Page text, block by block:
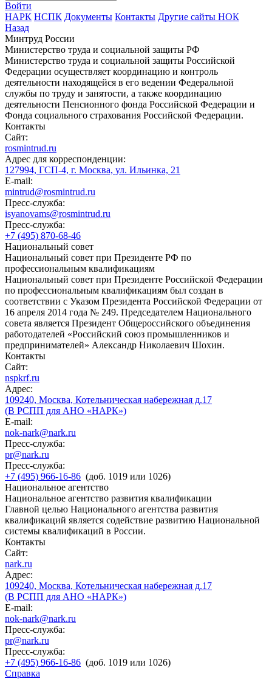
Войти
НАРК НСПК Документы Контакты Другие сайты НОК
Назад
Минтруд России
Министерство труда и социальной защиты РФ
Министерство труда и социальной защиты Российской
Федерации осуществляет координацию и контроль
деятельности находящейся в его ведении Федеральной
службы по труду и занятости, а также координацию
деятельности Пенсионного фонда Российской Федерации и
Фонда социального страхования Российской Федерации.
Контакты
Сайт:
rosmintrud.ru
Адрес для корреспонденции:
127994, ГСП-4, г. Москва, ул. Ильинка, 21
E-mail:
mintrud@rosmintrud.ru
Пресс-служба:
isyanovams@rosmintrud.ru
Пресс-служба:
+7 (495) 870-68-46
Национальный совет
Национальный совет при Президенте РФ по
профессиональным квалификациям
Национальный совет при Президенте Российской Федерации
по профессиональным квалификациям был создан в
соответствии с Указом Президента Российской Федерации от
16 апреля 2014 года № 249. Председателем Национального
совета является Президент Общероссийского объединения
работодателей «Российский союз промышленников и
предпринимателей» Александр Николаевич Шохин.
Контакты
Сайт:
nspkrf.ru
Адрес:
109240, Москва, Котельническая набережная д.17
(В РСПП для АНО «НАРК»)
E-mail:
nok-nark@nark.ru
Пресс-служба:
pr@nark.ru
Пресс-служба:
+7 (495) 966-16-86 (доб. 1019 или 1026)
Национальное агентство
Национальное агентство развития квалификации
Главной целью Национального агентства развития
квалификаций является содействие развитию Национальной
системы квалификаций в России.
Контакты
Сайт:
nark.ru
Адрес:
109240, Москва, Котельническая набережная д.17
(В РСПП для АНО «НАРК»)
E-mail:
nok-nark@nark.ru
Пресс-служба:
pr@nark.ru
Пресс-служба:
+7 (495) 966-16-86 (доб. 1019 или 1026)
Справка